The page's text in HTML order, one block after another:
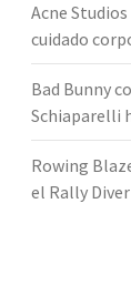
Acne
cuidado
Bad Bunny
Schiaparelli
Rowing
el Rally